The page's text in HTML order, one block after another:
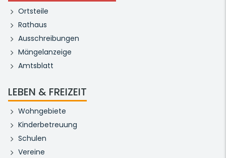
Ortsteile
Rathaus
Ausschreibungen
Mängelanzeige
Amtsblatt
LEBEN & FREIZEIT
Wohngebiete
Kinderbetreuung
Schulen
Vereine